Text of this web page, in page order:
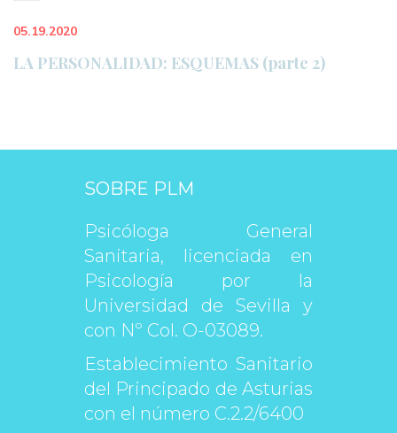
05.19.2020
LA PERSONALIDAD: ESQUEMAS (parte 2)
SOBRE PLM
Psicóloga General
Sanitaria, licenciada en
Psicología por la
Universidad de Sevilla y
con Nº Col. O-03089.
Establecimiento Sanitario
del Principado de Asturias
con el número C.2.2/6400